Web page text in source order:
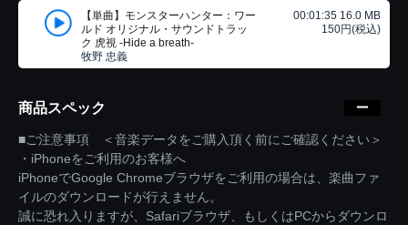
【単曲】モンスターハンター：ワー
ルド オリジナル・サウンドトラッ
ク 虎視 -Hide a breath-
牧野 忠義
00:01:35 16.0 MB
150円(税込)
商品スペック
■ご注意事項 ＜音楽データをご購入頂く前にご確認ください＞
・iPhoneをご利用のお客様へ
iPhoneでGoogle Chromeブラウザをご利用の場合は、楽曲ファ
イルのダウンロードが行えません。
誠に恐れ入りますが、Safariブラウザ、もしくはPCからダウンロ